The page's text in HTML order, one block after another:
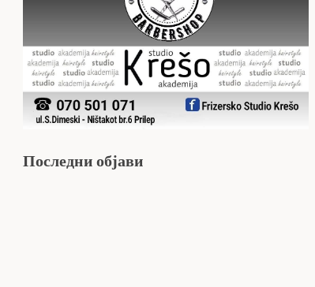
Последни објави